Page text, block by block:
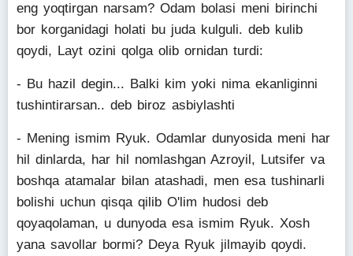
eng yoqtirgan narsam? Odam bolasi meni birinchi
bor korganidagi holati bu juda kulguli. deb kulib
qoydi, Layt ozini qolga olib ornidan turdi:
- Bu hazil degin... Balki kim yoki nima ekanliginni
tushintirarsan.. deb biroz asbiylashti
- Mening ismim Ryuk. Odamlar dunyosida meni har
hil dinlarda, har hil nomlashgan Azroyil, Lutsifer va
boshqa atamalar bilan atashadi, men esa tushinarli
bolishi uchun qisqa qilib O'lim hudosi deb
qoyaqolaman, u dunyoda esa ismim Ryuk. Xosh
yana savollar bormi? Deya Ryuk jilmayib qoydi.